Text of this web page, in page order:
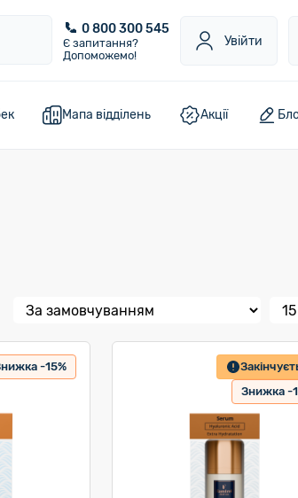
0 800 300 545
Є запитання?
Допоможемо!
Увійти
Мапа відділень Акції
-15%
Знижка -